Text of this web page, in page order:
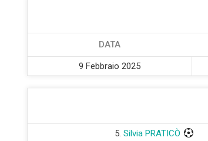
DATA
9 Febbraio 2025
5.Silvia PRATICÒ